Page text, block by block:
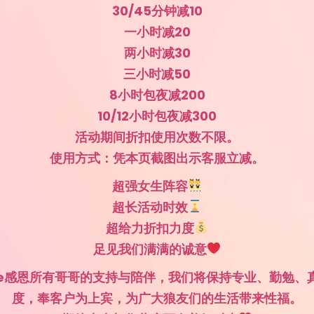
30/45分钟减10
一小时减20
两小时减30
三小时减50
8小时包夜减200
10/12小时包夜减300
活动期间折扣使用次数不限。
使用方式：凭本页截图出示客服立减。
超强女生阵容
超长活动时效
超给力折扣力度
足见我们满满的诚意
恩所有哥哥的支持与陪伴，我们将保持专业、勤勉、
度，奉客户为上宾，为广大狼友们的生活带来性福。